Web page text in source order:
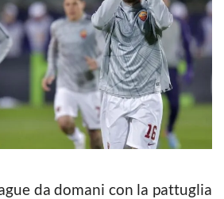
da domani con la pattuglia